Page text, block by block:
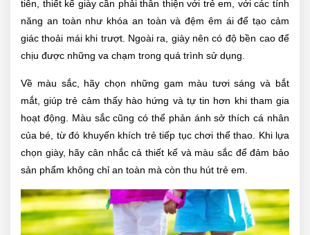
tiên, thiết kế giày cần phải thân thiện với trẻ em, với các tính
năng an toàn như khóa an toàn và đệm êm ái để tạo cảm
giác thoải mái khi trượt. Ngoài ra, giày nên có độ bền cao để
chịu được những va chạm trong quá trình sử dụng.
Về màu sắc, hãy chọn những gam màu tươi sáng và bắt
mắt, giúp trẻ cảm thấy hào hứng và tự tin hơn khi tham gia
hoạt động. Màu sắc cũng có thể phản ánh sở thích cá nhân
của bé, từ đó khuyến khích trẻ tiếp tục chơi thể thao. Khi lựa
chọn giày, hãy cân nhắc cả thiết kế và màu sắc để đảm bảo
sản phẩm không chỉ an toàn mà còn thu hút trẻ em.